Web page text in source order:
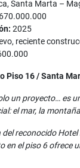
Santa Marta –
2025
reciente
Piso 16 / Santa
un proyecto… es
el mar, la
reconocido
en el piso 6 ofrece